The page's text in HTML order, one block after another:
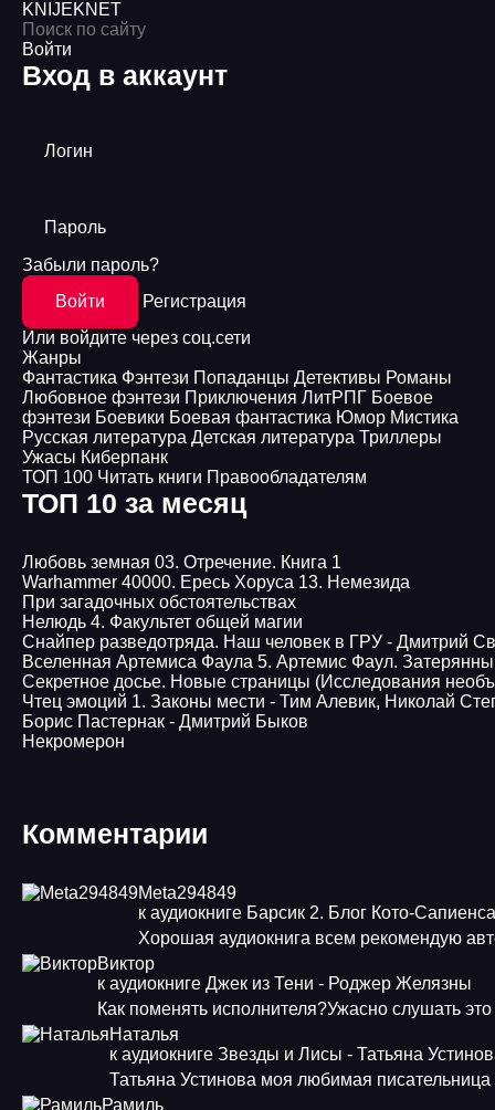
KNIJEKNET
Войти
Вход в аккаунт
Логин
Пароль
Забыли пароль?
Войти
Регистрация
Или войдите через соц.сети
Жанры
Фантастика Фэнтези Попаданцы Детективы Романы
Любовное фэнтези Приключения ЛитРПГ Боевое
фэнтези Боевики Боевая фантастика Юмор Мистика
Русская литература Детская литература Триллеры
Ужасы Киберпанк
ТОП 100 Читать книги Правообладателям
ТОП 10 за месяц
Любовь земная 03. Отречение. Книга 1
Warhammer 40000. Ересь Хоруса 13. Немезида
При загадочных обстоятельствах
Нелюдь 4. Факультет общей магии
Снайпер разведотряда. Наш человек в ГРУ - Дмитрий
Вселенная Артемиса Фаула 5. Артемис Фаул.
Секретное досье. Новые страницы (Исследования
Чтец эмоций 1. Законы мести - Тим Алевик, Николай
Борис Пастернак - Дмитрий Быков
Некромерон
Комментарии
Meta294849
к аудиокниге Барсик 2. Блог Кото-
Хорошая аудиокнига всем рекомендую
Виктор
к аудиокниге Джек из Тени - Роджер Желязны
Как поменять исполнителя?Ужасно слушать
Наталья
к аудиокниге Звезды и Лисы - Татьяна
Татьяна Устинова моя любимая писательница
Рамиль